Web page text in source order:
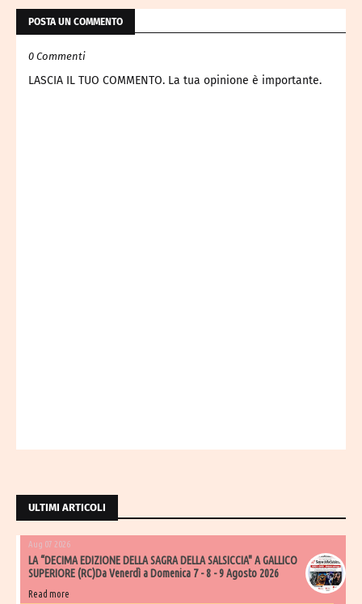
POSTA UN COMMENTO
0 Commenti
LASCIA IL TUO COMMENTO. La tua opinione è importante.
ULTIMI ARTICOLI
Aug 07 2026
LA “DECIMA EDIZIONE DELLA SAGRA DELLA SALSICCIA" A GALLICO
SUPERIORE (RC)Da Venerdì a Domenica 7 - 8 - 9 Agosto 2026
Read more